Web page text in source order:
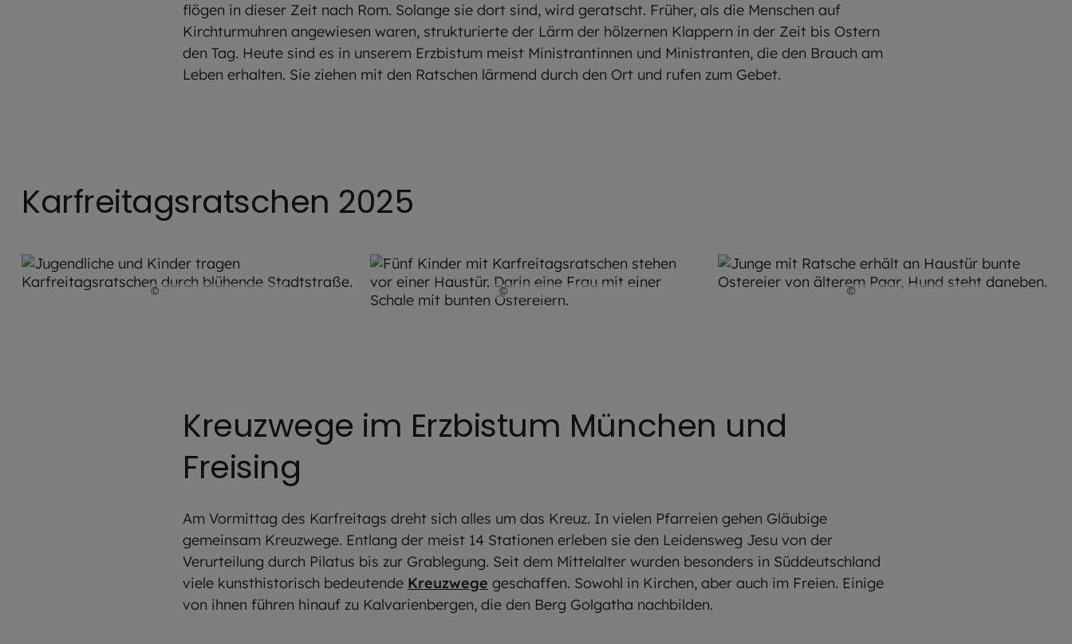
flögen in dieser Zeit nach Rom. Solange sie dort sind, wird geratscht. Früher, als die Menschen auf
Kirchturmuhren angewiesen waren, strukturierte der Lärm der hölzernen Klappern in der Zeit bis Ostern
den Tag. Heute sind es in unserem Erzbistum meist Ministrantinnen und Ministranten, die den Brauch am
Leben erhalten. Sie ziehen mit den Ratschen lärmend durch den Ort und rufen zum Gebet.
Karfreitagsratschen 2025
© Robert Kiderle / EOM © Robert Kiderle / EOM © Robert Kiderle / EOM
Kreuzwege im Erzbistum München und
Freising
Am Vormittag des Karfreitags dreht sich alles um das Kreuz. In vielen Pfarreien gehen Gläubige
gemeinsam Kreuzwege. Entlang der meist 14 Stationen erleben sie den Leidensweg Jesu von der
Verurteilung durch Pilatus bis zur Grablegung. Seit dem Mittelalter wurden besonders in Süddeutschland
viele kunsthistorisch bedeutende Kreuzwege geschaffen. Sowohl in Kirchen, aber auch im Freien. Einige
von ihnen führen hinauf zu Kalvarienbergen, die den Berg Golgatha nachbilden.